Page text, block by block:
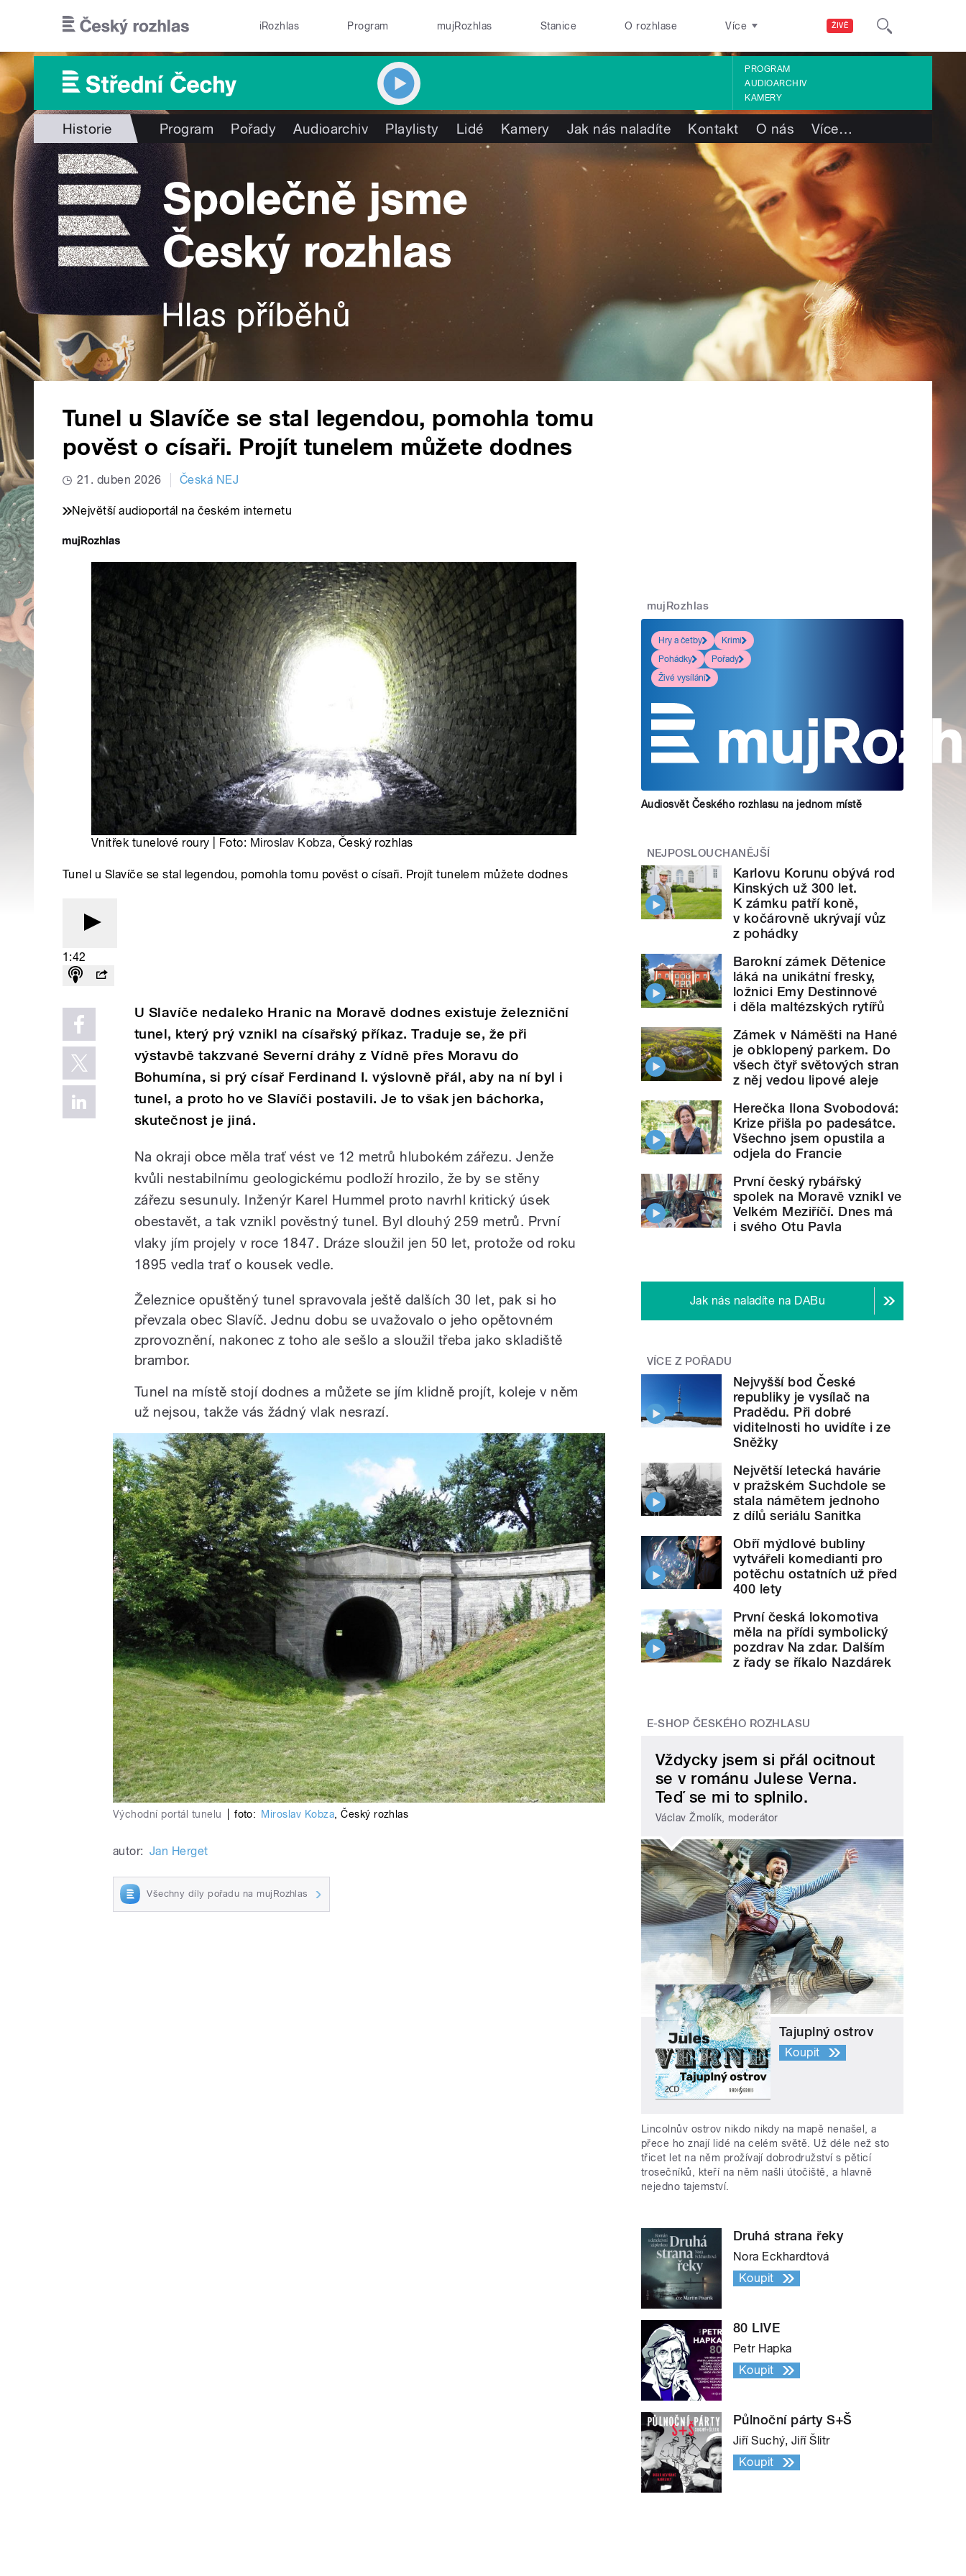
ŽIVĚ
iRozhlas Program mujRozhlas Stanice O rozhlase Více
PROGRAM
AUDIOARCHIV
KAMERY
Historie Program Pořady Audioarchiv Playlisty Lidé Kamery Jak nás naladíte Kontakt O nás Více…
Tunel u Slavíče se stal legendou, pomohla tomu
pověst o císaři. Projít tunelem můžete dodnes
21. duben 2026 Česká NEJ
Největší audioportál na českém internetu
Vnitřek tunelové roury | Foto: Miroslav Kobza, Český rozhlas
Tunel u Slavíče se stal legendou, pomohla tomu pověst o císaři. Projít tunelem můžete dodnes
1:42
U Slavíče nedaleko Hranic na Moravě dodnes existuje železniční
tunel, který prý vznikl na císařský příkaz. Traduje se, že při
výstavbě takzvané Severní dráhy z Vídně přes Moravu do
Bohumína, si prý císař Ferdinand I. výslovně přál, aby na ní byl i
tunel, a proto ho ve Slavíči postavili. Je to však jen báchorka,
skutečnost je jiná.
Na okraji obce měla trať vést ve 12 metrů hlubokém zářezu. Jenže
kvůli nestabilnímu geologickému podloží hrozilo, že by se stěny
zářezu sesunuly. Inženýr Karel Hummel proto navrhl kritický úsek
obestavět, a tak vznikl pověstný tunel. Byl dlouhý 259 metrů. První
vlaky jím projely v roce 1847. Dráze sloužil jen 50 let, protože od roku
1895 vedla trať o kousek vedle.
Železnice opuštěný tunel spravovala ještě dalších 30 let, pak si ho
převzala obec Slavíč. Jednu dobu se uvažovalo o jeho opětovném
zprovoznění, nakonec z toho ale sešlo a sloužil třeba jako skladiště
brambor.
Tunel na místě stojí dodnes a můžete se jím klidně projít, koleje v něm
už nejsou, takže vás žádný vlak nesrazí.
Východní portál tunelu foto: Miroslav Kobza,Český rozhlas
autor: Jan Herget
Všechny díly pořadu na mujRozhlas
mujRozhlas
Hry a četby
Krimi
Pohádky
Pořady
Živé vysílání
Audiosvět Českého rozhlasu na jednom místě
NEJPOSLOUCHANĚJŠÍ
Karlovu Korunu obývá rod
Kinských už 300 let.
K zámku patří koně,
v kočárovně ukrývají vůz
z pohádky
Barokní zámek Dětenice
láká na unikátní fresky,
ložnici Emy Destinnové
i děla maltézských rytířů
Zámek v Náměšti na Hané
je obklopený parkem. Do
všech čtyř světových stran
z něj vedou lipové aleje
Herečka Ilona Svobodová:
Krize přišla po padesátce.
Všechno jsem opustila a
odjela do Francie
První český rybářský
spolek na Moravě vznikl ve
Velkém Meziříčí. Dnes má
i svého Otu Pavla
Jak nás naladíte na DABu
VÍCE Z POŘADU
Nejvyšší bod České
republiky je vysílač na
Pradědu. Při dobré
viditelnosti ho uvidíte i ze
Sněžky
Největší letecká havárie
v pražském Suchdole se
stala námětem jednoho
z dílů seriálu Sanitka
Obří mýdlové bubliny
vytvářeli komedianti pro
potěchu ostatních už před
400 lety
První česká lokomotiva
měla na přídi symbolický
pozdrav Na zdar. Dalším
z řady se říkalo Nazdárek
E-SHOP ČESKÉHO ROZHLASU
Vždycky jsem si přál ocitnout
se v románu Julese Verna.
Teď se mi to splnilo.
Václav Žmolík, moderátor
Tajuplný ostrov
Koupit
Lincolnův ostrov nikdo nikdy na mapě nenašel, a
přece ho znají lidé na celém světě. Už déle než sto
třicet let na něm prožívají dobrodružství s pěticí
trosečníků, kteří na něm našli útočiště, a hlavně
nejedno tajemství.
Druhá strana řeky
Nora Eckhardtová
Koupit
80 LIVE
Petr Hapka
Koupit
Půlnoční párty S+Š
Jiří Suchý, Jiří Šlitr
Koupit